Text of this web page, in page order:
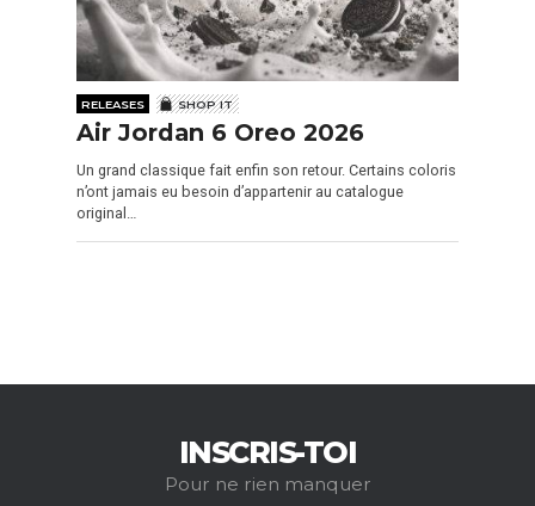
RELEASES SHOP IT
Air Jordan 6 Oreo 2026
Un grand classique fait enfin son retour. Certains coloris
n’ont jamais eu besoin d’appartenir au catalogue
original…
INSCRIS-TOI
Pour ne rien manquer